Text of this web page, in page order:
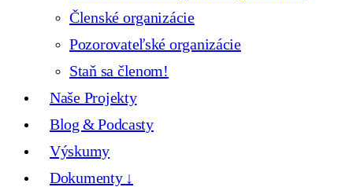
Členské organizácie
Pozorovateľské organizácie
Staň sa členom!
Naše Projekty
Blog & Podcasty
Výskumy
Dokumenty ↓